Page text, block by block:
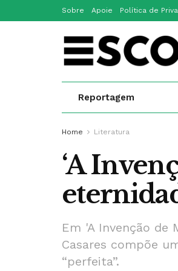
Sobre Apoie Política de
Reportagem
Home Literatura
‘A
Em 'A Invenção de
Casares compõe
“perfeita”.